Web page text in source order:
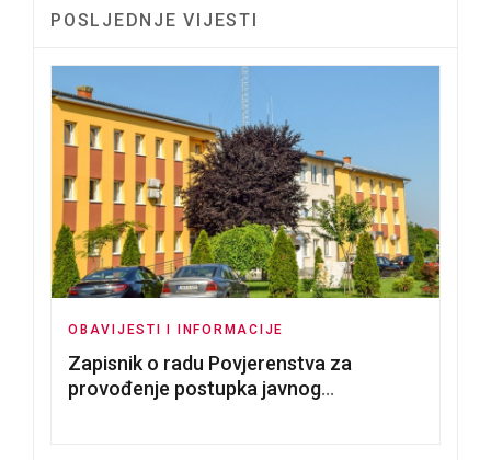
POSLJEDNJE VIJESTI
OBAVIJESTI I INFORMACIJE
Zapisnik o radu Povjerenstva za
provođenje postupka javnog